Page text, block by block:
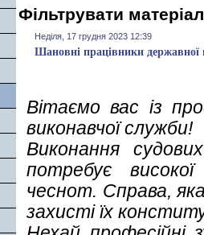
Фільтрувати
Неділя, 17 грудня 2023 12:39
Шановні працівники державної
Вітаємо вас із
виконавчої служби!
Виконання
потребує
чеснот. Справа,
захисті їх